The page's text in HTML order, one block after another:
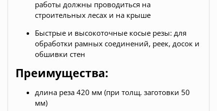
работы должны проводиться на
строительных лесах и на крыше
Быстрые и высокоточные косые резы: для
обработки рамных соединений, реек, досок и
обшивки стен
Преимущества:
длина реза 420 мм (при толщ. заготовки 50
мм)